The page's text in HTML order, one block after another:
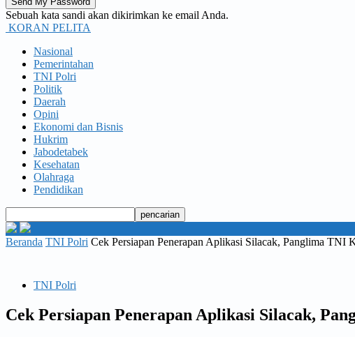
Sebuah kata sandi akan dikirimkan ke email Anda.
KORAN PELITA
Nasional
Pemerintahan
TNI Polri
Politik
Daerah
Opini
Ekonomi dan Bisnis
Hukrim
Jabodetabek
Kesehatan
Olahraga
Pendidikan
Beranda TNI Polri Cek Persiapan Penerapan Aplikasi Silacak, Panglima TNI
TNI Polri
Cek Persiapan Penerapan Aplikasi Silacak,